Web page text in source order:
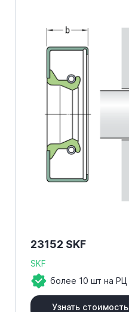
23152 SKF
SKF
более 10 шт на РЦ
Узнать стоимость